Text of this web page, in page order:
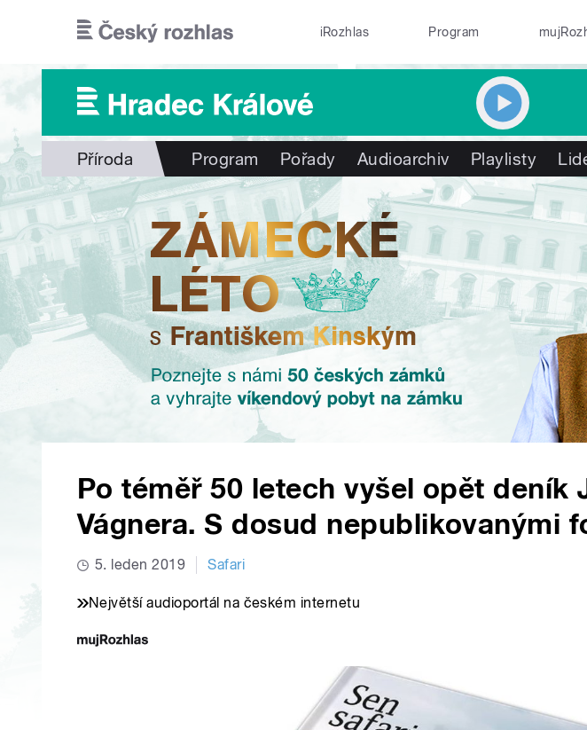
iRozhlas Program
Příroda Program Pořady Audioarchiv Playlisty
Po téměř 50 letech vyšel opět deník
Vágnera. S dosud nepublikovanými
5. leden 2019 Safari
Největší audioportál na českém internetu